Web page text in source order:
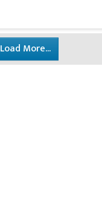
Load More...